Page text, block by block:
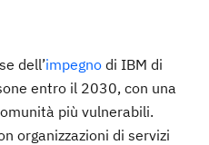
dell’impegno di IBM di
entro il 2030, con una
più vulnerabili.
organizzazioni di servizi